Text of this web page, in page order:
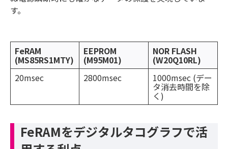
す。
FeRAM
(MS85RS1MTY)
EEPROM
(M95M01)
NOR FLASH
(W20Q10RL)
20msec
2800msec 1000msec (デー
タ消去時間を除
く)
FeRAMをデジタルタコグラフで活